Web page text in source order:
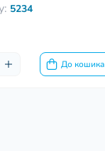
5234
До кошика